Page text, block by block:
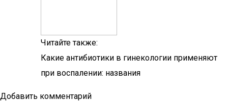
Читайте также:
Какие антибиотики в гинекологии применяют
при воспалении: названия
Добавить комментарий